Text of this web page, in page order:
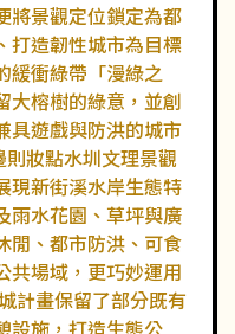
將景觀定位鎖定為都
打造韌性城市為目標
緩衝綠帶「漫綠之
大榕樹的綠意，並創
具遊戲與防洪的城市
妝點水圳文理景觀
現新街溪水岸生態特
雨水花園、草坪與廣
閒、都市防洪、可食
共場域，更巧妙運用
計畫保留了部分既有
設施，打造生態公